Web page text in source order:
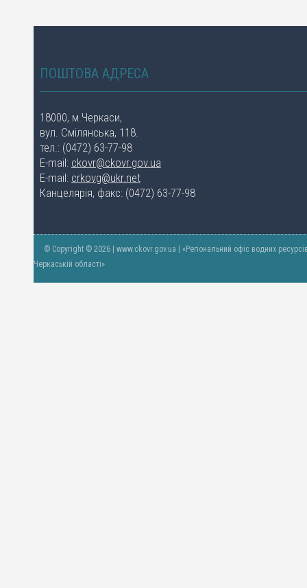
ПОШТОВА АДРЕСА
18000, м.Черкаси,
вул. Смілянська, 118.
тел.: (0472) 63-77-98
E-mail: ckovr@ckovr.gov.ua
E-mail: crkovg@ukr.net
Канцелярія, факс: (0472) 63-77-98
© Copyright © 2026 | www.ckovr.gov.ua | «Регіональний офіс водних
Черкаській області»